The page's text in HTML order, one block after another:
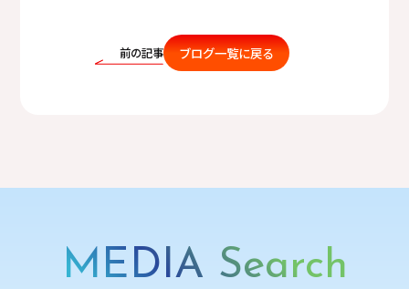
前の記事 ブログ一覧に戻る
MEDIA Search